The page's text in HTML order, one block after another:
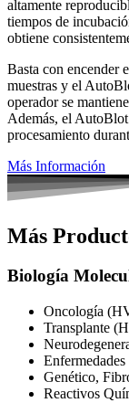
altamente
tiempos de
obtiene
Basta con encender
muestras y el
operador se
Además, el
procesamiento
Más Información
Más
Biología
Oncología
Transplante
Genético,
Reactivos